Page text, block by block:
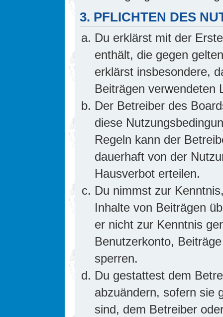
3. PFLICHTEN DES
Du erklärst mit der
enthält, die gegen
erklärst insbesondere,
Beiträgen verwendeten
Der Betreiber des
diese
Regeln kann der
dauerhaft von der
Hausverbot erteilen.
Du nimmst zur
Inhalte von Beiträgen
er nicht zur Kenntnis
Benutzerkonto,
sperren.
Du gestattest dem
abzuändern, sofern sie
sind, dem Betreiber